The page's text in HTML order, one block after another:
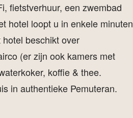
fietstverhuur, een zwembad
hotel loopt u in enkele minuten
beschikt over
(er zijn ook kamers met
koffie & thee.
in authentieke Pemuteran.